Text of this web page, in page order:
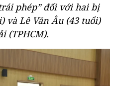
phép” đối với hai bị
và Lê Văn Âu (43 tuổi)
(TPHCM).